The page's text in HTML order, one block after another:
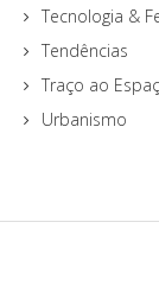
Tecnologia &
Tendências
Traço ao
Urbanismo